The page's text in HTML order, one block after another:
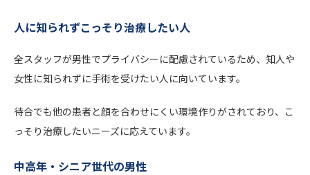
人に知られずこっそり治療したい人
全スタッフが男性でプライバシーに配慮されているため、知人や
女性に知られずに手術を受けたい人に向いています。
待合でも他の患者と顔を合わせにくい環境作りがされており、こ
っそり治療したいニーズに応えています。
中高年・シニア世代の男性